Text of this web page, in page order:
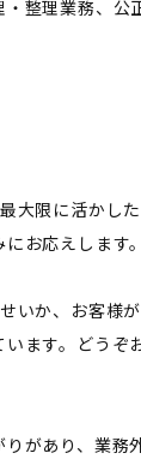
整理業務、公
大限に活かし
お応えします。
いか、お客様が
ます。どうぞ
があり、業務